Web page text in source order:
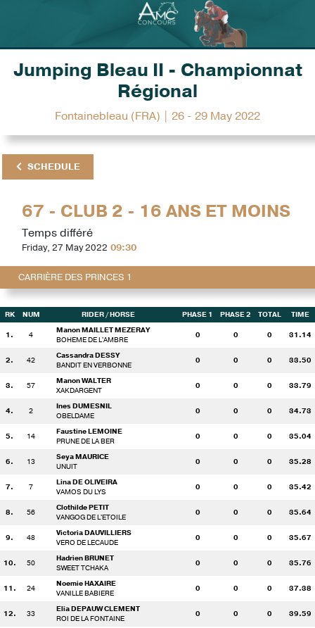
Jumping Bleau II - Championnat
Régional
Fontainebleau (FRA) | 26 - 29 May 2022
SCHEDULE
67 - CLUB 2 - 16 ANS ET MOINS
Temps différé
Friday, 27 May 2022 09:30
CARRIÈRE DES PRINCES 1
RK NUM RIDER/ HORSE PHASE 1 PHASE 2 TOTAL TIME
1. 4
Manon MAILLET MEZERAY
BOHEME DE L'AMBRE
0 0 0 31.14
2. 42
Cassandra DESSY
BANDIT EN VERBONNE
0 0 0 33.50
3. 57
Manon WALTER
XAKDARGENT
0 0 0 33.79
4. 2
Ines DUMESNIL
OBELDAME
0 0 0 34.73
5. 14
Faustine LEMOINE
PRUNE DE LA BER
0 0 0 35.04
6. 13
Seya MAURICE
UNUIT
0 0 0 35.28
7. 7
Lina DE OLIVEIRA
VAMOS DU LYS
0 0 0 35.42
8. 56
Clothilde PETIT
VANGOG DE L'ETOILE
0 0 0 35.64
9. 48
Victoria DAUVILLIERS
VERO DE LECAUDE
0 0 0 35.67
10. 50
Hadrien BRUNET
SWEET TCHAKA
0 0 0 35.76
11. 24
Noemie HAXAIRE
VANILLE BABIERE
0 0 0 37.38
12. 33
Elia DEPAUW CLEMENT
ROI DE LA FONTAINE
0 0 0 39.59